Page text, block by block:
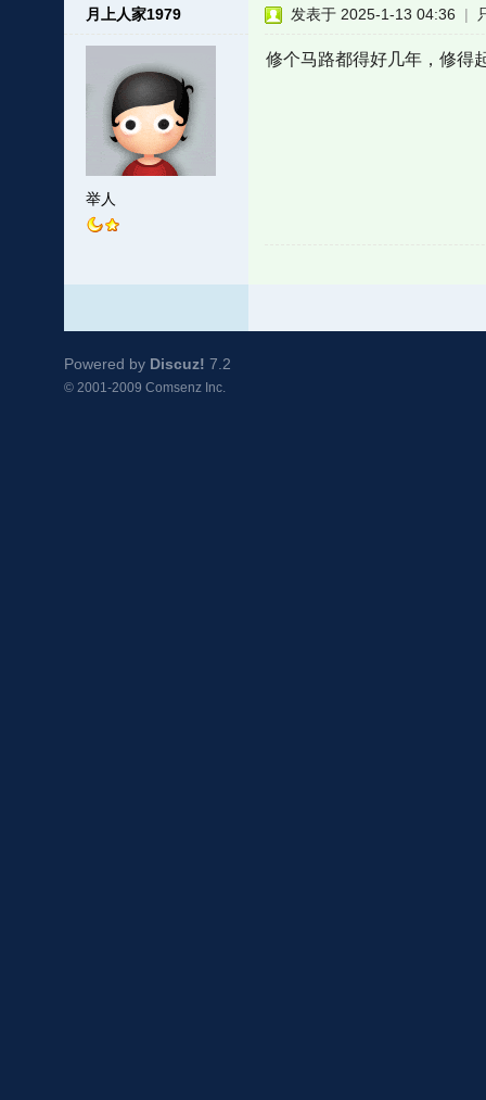
月上人家1979
举人
发表于 2025-1-13 04:36 |
修个马路都得好几年，修得
Powered by Discuz! 7.2
© 2001-2009 Comsenz Inc.